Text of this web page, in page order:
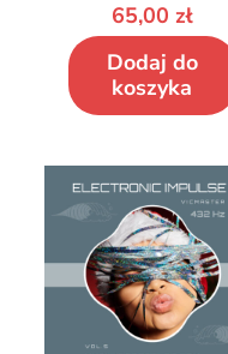
65,00 zł
Dodaj do
koszyka